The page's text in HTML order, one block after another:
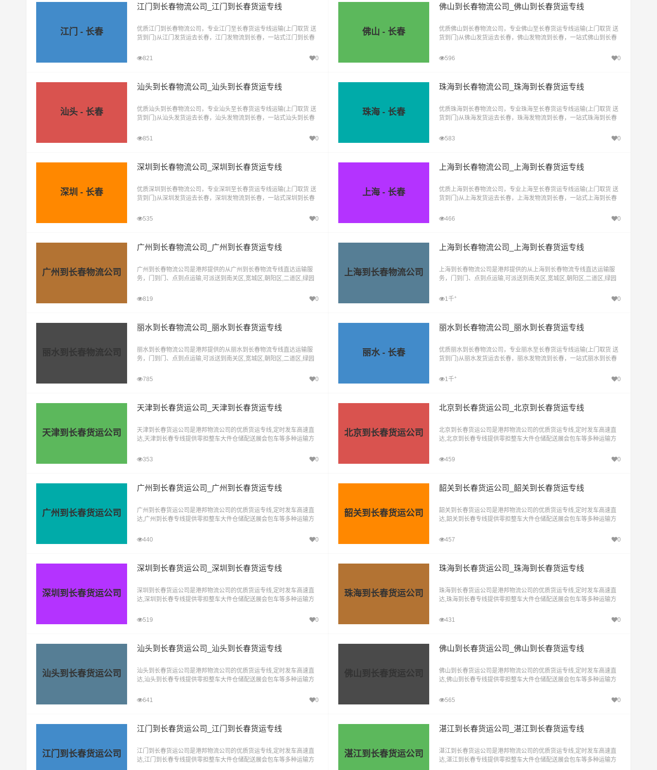
江门 - 长春
江门到长春物流公司_江门到长春货运专线
优质江门到长春物流公司，专业江门至长春货运专线运输(上门取货 送
货到门)从江门发货运去长春，江门发物流到长春，一站式江门到长春
821
0
佛山 - 长春
佛山到长春物流公司_佛山到长春货运专线
优质佛山到长春物流公司，专业佛山至长春货运专线运输(上门取货 送
货到门)从佛山发货运去长春，佛山发物流到长春，一站式佛山到长春
596
0
汕头 - 长春
汕头到长春物流公司_汕头到长春货运专线
优质汕头到长春物流公司，专业汕头至长春货运专线运输(上门取货 送
货到门)从汕头发货运去长春，汕头发物流到长春，一站式汕头到长春
851
0
珠海 - 长春
珠海到长春物流公司_珠海到长春货运专线
优质珠海到长春物流公司，专业珠海至长春货运专线运输(上门取货 送
货到门)从珠海发货运去长春，珠海发物流到长春，一站式珠海到长春
583
0
深圳 - 长春
深圳到长春物流公司_深圳到长春货运专线
优质深圳到长春物流公司，专业深圳至长春货运专线运输(上门取货 送
货到门)从深圳发货运去长春，深圳发物流到长春，一站式深圳到长春
535
0
上海 - 长春
上海到长春物流公司_上海到长春货运专线
优质上海到长春物流公司，专业上海至长春货运专线运输(上门取货 送
货到门)从上海发货运去长春，上海发物流到长春，一站式上海到长春
466
0
广州到长春物流公司
广州到长春物流公司_广州到长春货运专线
广州到长春物流公司是港邦提供的从广州到长春物流专线直达运输服
务，门到门、点到点运输,可派送到南关区,宽城区,朝阳区,二道区,绿园
819
0
上海到长春物流公司
上海到长春物流公司_上海到长春货运专线
上海到长春物流公司是港邦提供的从上海到长春物流专线直达运输服
务，门到门、点到点运输,可派送到南关区,宽城区,朝阳区,二道区,绿园
1千+ 0
丽水到长春物流公司
丽水到长春物流公司_丽水到长春货运专线
丽水到长春物流公司是港邦提供的从丽水到长春物流专线直达运输服
务，门到门、点到点运输,可派送到南关区,宽城区,朝阳区,二道区,绿园
785
0
丽水 - 长春
丽水到长春物流公司_丽水到长春货运专线
优质丽水到长春物流公司，专业丽水至长春货运专线运输(上门取货 送
货到门)从丽水发货运去长春，丽水发物流到长春，一站式丽水到长春
1千+ 0
天津到长春货运公司
天津到长春货运公司_天津到长春货运专线
天津到长春货运公司是港邦物流公司的优质货运专线,定时发车高速直
达,天津到长春专线提供零担整车大件仓储配送展会包车等多种运输方
353
0
北京到长春货运公司
北京到长春货运公司_北京到长春货运专线
北京到长春货运公司是港邦物流公司的优质货运专线,定时发车高速直
达,北京到长春专线提供零担整车大件仓储配送展会包车等多种运输方
459
0
广州到长春货运公司
广州到长春货运公司_广州到长春货运专线
广州到长春货运公司是港邦物流公司的优质货运专线,定时发车高速直
达,广州到长春专线提供零担整车大件仓储配送展会包车等多种运输方
440
0
韶关到长春货运公司
韶关到长春货运公司_韶关到长春货运专线
韶关到长春货运公司是港邦物流公司的优质货运专线,定时发车高速直
达,韶关到长春专线提供零担整车大件仓储配送展会包车等多种运输方
457
0
深圳到长春货运公司
深圳到长春货运公司_深圳到长春货运专线
深圳到长春货运公司是港邦物流公司的优质货运专线,定时发车高速直
达,深圳到长春专线提供零担整车大件仓储配送展会包车等多种运输方
519
0
珠海到长春货运公司
珠海到长春货运公司_珠海到长春货运专线
珠海到长春货运公司是港邦物流公司的优质货运专线,定时发车高速直
达,珠海到长春专线提供零担整车大件仓储配送展会包车等多种运输方
431
0
汕头到长春货运公司
汕头到长春货运公司_汕头到长春货运专线
汕头到长春货运公司是港邦物流公司的优质货运专线,定时发车高速直
达,汕头到长春专线提供零担整车大件仓储配送展会包车等多种运输方
641
0
佛山到长春货运公司
佛山到长春货运公司_佛山到长春货运专线
佛山到长春货运公司是港邦物流公司的优质货运专线,定时发车高速直
达,佛山到长春专线提供零担整车大件仓储配送展会包车等多种运输方
565
0
江门到长春货运公司
江门到长春货运公司_江门到长春货运专线
江门到长春货运公司是港邦物流公司的优质货运专线,定时发车高速直
达,江门到长春专线提供零担整车大件仓储配送展会包车等多种运输方
湛江到长春货运公司
湛江到长春货运公司_湛江到长春货运专线
湛江到长春货运公司是港邦物流公司的优质货运专线,定时发车高速直
达,湛江到长春专线提供零担整车大件仓储配送展会包车等多种运输方